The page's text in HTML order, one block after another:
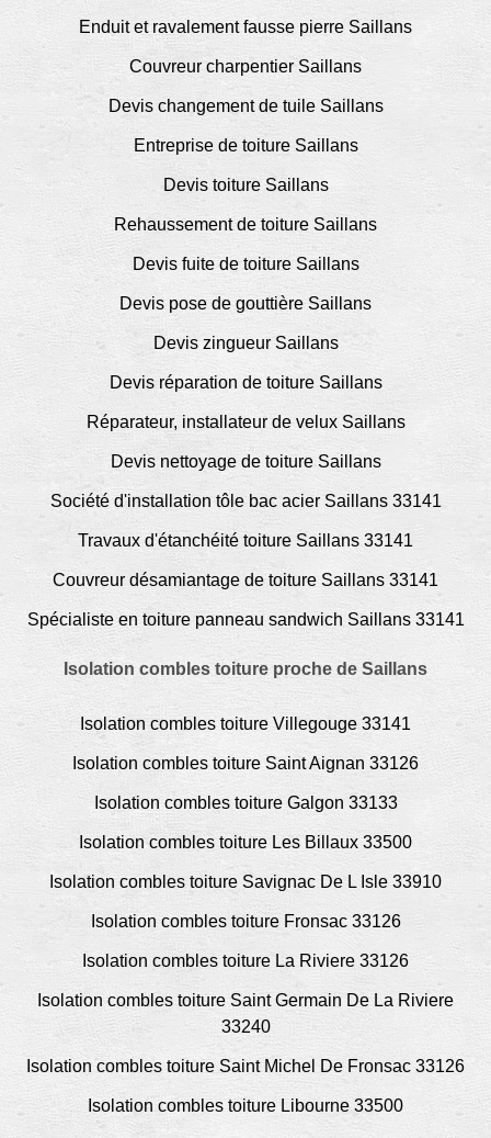
Enduit et ravalement fausse pierre Saillans
Couvreur charpentier Saillans
Devis changement de tuile Saillans
Entreprise de toiture Saillans
Devis toiture Saillans
Rehaussement de toiture Saillans
Devis fuite de toiture Saillans
Devis pose de gouttière Saillans
Devis zingueur Saillans
Devis réparation de toiture Saillans
Réparateur, installateur de velux Saillans
Devis nettoyage de toiture Saillans
Société d'installation tôle bac acier Saillans 33141
Travaux d'étanchéité toiture Saillans 33141
Couvreur désamiantage de toiture Saillans 33141
Spécialiste en toiture panneau sandwich Saillans 33141
Isolation combles toiture proche de Saillans
Isolation combles toiture Villegouge 33141
Isolation combles toiture Saint Aignan 33126
Isolation combles toiture Galgon 33133
Isolation combles toiture Les Billaux 33500
Isolation combles toiture Savignac De L Isle 33910
Isolation combles toiture Fronsac 33126
Isolation combles toiture La Riviere 33126
Isolation combles toiture Saint Germain De La Riviere
33240
Isolation combles toiture Saint Michel De Fronsac 33126
Isolation combles toiture Libourne 33500